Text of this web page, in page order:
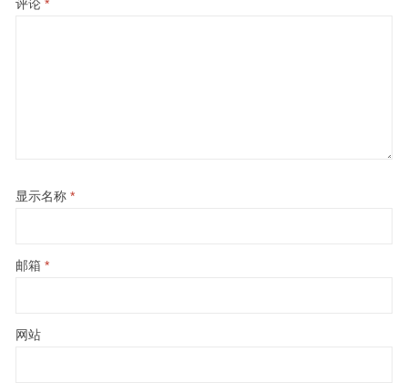
评论 *
显示名称 *
邮箱 *
网站